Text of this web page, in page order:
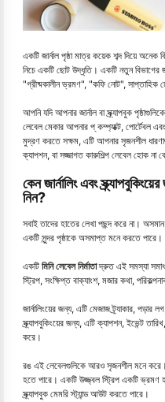
একটি জার্নাল পৃষ্ঠা মাত্র কয়েক শব্দ দিয়ে
নিচে একটি ছোট উদ্ধৃতি। একটি নতুন বিভাগের
"গ্রীষ্মকালীন ভ্রমণ", "কফি নোট", সাপ্তাহিক
আপনি যদি আপনার জার্নাল বা স্ক্র্যাপবুক
লেবেল মেকার আপনার প্ কম্প্যাক্ট, পোর্টেবল
মুদ্রণ করতে সক্ষম, এটি আপনার সৃজনশীল
ক্যাপশন, বা সজ্জাগত কারুশিল্প লেবেল হোক
কেন জার্নালিং এবং
নিন?
সবাই তাদের হাতের লেখা পছন্দ করে না।
একটি সুন্দর পৃষ্ঠাকে অসমাপ্ত মনে করতে পারে।
একটি মিনি লেবেল নির্মাতাদ্রুত এই সমস্যা
স্ট্রিপ, সংক্ষিপ্ত বাক্যাংশ, মজার কথা,
জার্নালিংয়ের জন্য, এটি মেজাজ ট্র্যাকার, পড়ার
স্ক্র্যাপবুকিংয়ের জন্য, এটি ক্যাপশন, ইভেন্ট
করে।
রঙ এই লেবেলগুলিকে আরও সৃজনশীল মনে করে।
হতে পারে। একটি উজ্জ্বল স্ট্রিপ একটি ভ্রমণ
স্ক্র্যাপবুক মেমরি স্ট্যান্ড আউট করতে পারে।